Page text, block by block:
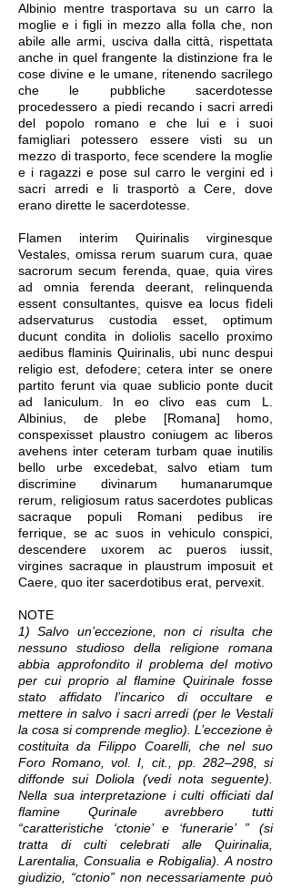
Albinio mentre trasportava su un carro la
moglie e i figli in mezzo alla folla che, non
abile alle armi, usciva dalla città, rispettata
anche in quel frangente la distinzione fra le
cose divine e le umane, ritenendo sacrilego
che le pubbliche sacerdotesse
procedessero a piedi recando i sacri arredi
del popolo romano e che lui e i suoi
famigliari potessero essere visti su un
mezzo di trasporto, fece scendere la moglie
e i ragazzi e pose sul carro le vergini ed i
sacri arredi e li trasportò a Cere, dove
erano dirette le sacerdotesse.
Flamen interim Quirinalis virginesque
Vestales, omissa rerum suarum cura, quae
sacrorum secum ferenda, quae, quia vires
ad omnia ferenda deerant, relinquenda
essent consultantes, quisve ea locus fìdeli
adservaturus custodia esset, optimum
ducunt condita in doliolis sacello proximo
aedibus flaminis Quirinalis, ubi nunc despui
religio est, defodere; cetera inter se onere
partito ferunt via quae sublicio ponte ducit
ad Ianiculum. In eo clivo eas cum L.
Albinius, de plebe [Romana] homo,
conspexisset plaustro coniugem ac liberos
avehens inter ceteram turbam quae inutilis
bello urbe excedebat, salvo etiam tum
discrimine divinarum humanarumque
rerum, religiosum ratus sacerdotes publicas
sacraque populi Romani pedibus ire
ferrique, se ac suos in vehiculo conspici,
descendere uxorem ac pueros iussit,
virgines sacraque in plaustrum imposuit et
Caere, quo iter sacerdotibus erat, pervexit.
NOTE
1) Salvo un’eccezione, non ci risulta che
nessuno studioso della religione romana
abbia approfondito il problema del motivo
per cui proprio al flamine Quirinale fosse
stato affidato l’incarico di occultare e
mettere in salvo i sacri arredi (per le Vestali
la cosa si comprende meglio). L’eccezione è
costituita da Filippo Coarelli, che nel suo
Foro Romano, vol. I, cit., pp. 282–298, si
diffonde sui Doliola (vedi nota seguente).
Nella sua interpretazione i culti officiati dal
flamine Qurinale avrebbero tutti
“caratteristiche ‘ctonie’ e ‘funerarie’ ” (si
tratta di culti celebrati alle Quirinalia,
Larentalia, Consualia e Robigalia). A nostro
giudizio, “ctonio” non necessariamente può